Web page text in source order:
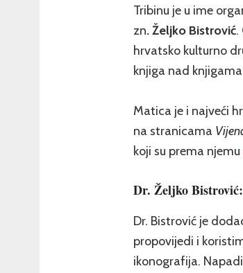
Tribinu je u ime
zn. Željko Bistrović.
hrvatsko kulturno
knjiga nad
Matica je i najveći
na stranicama
koji su prema njemu
Dr. Željko
Dr. Bistrović je
propovijedi i
ikonografija. Napadi